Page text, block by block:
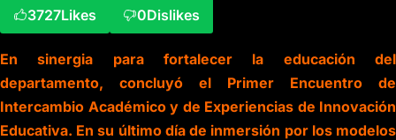
3727Likes 0Dislikes
En sinergia para fortalecer la educación del
departamento, concluyó el Primer Encuentro de
Intercambio Académico y de Experiencias de Innovación
Educativa. En su último día de inmersión por los modelos